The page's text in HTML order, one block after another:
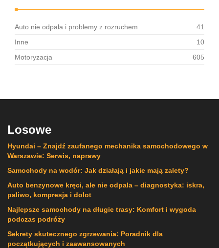
Auto nie odpala i problemy z rozruchem
41
Inne
10
Motoryzacja
605
Losowe
Hyundai – Znajdź zaufanego mechanika samochodowego w
Warszawie: Serwis, naprawy
Samochody na wodór: Jak działają i jakie mają zalety?
Auto benzynowe kręci, ale nie odpala – diagnostyka: iskra,
paliwo, kompresja i dolot
Najlepsze samochody na długie trasy: Komfort i wygoda
podczas podróży
Sekrety skutecznego zgrzewania: Poradnik dla
początkujących i zaawansowanych